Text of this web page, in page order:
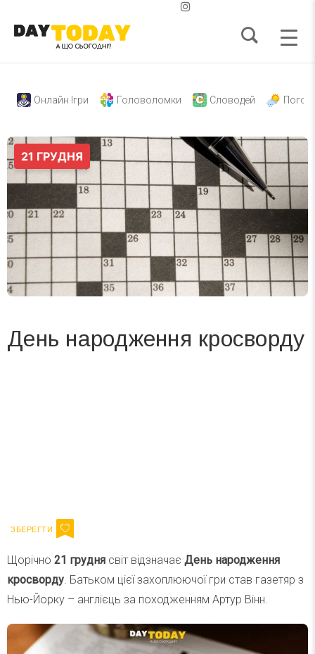
Онлайн Ігри Головоломки Словодей
День народження кросворду
Щорічно 21 грудня світ відзначає День народження
кросворду. Батьком цієї захоплюючої гри став газетяр з
Нью-Йорку – англієць за походженням Артур Вінн.